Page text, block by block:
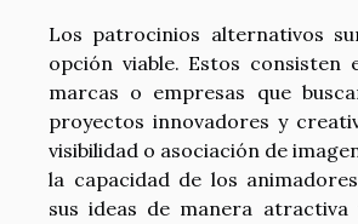
Los patrocinios alternativos
opción viable. Estos consisten
marcas o empresas que
proyectos innovadores y
visibilidad o asociación de
la capacidad de los
sus ideas de manera atractiva